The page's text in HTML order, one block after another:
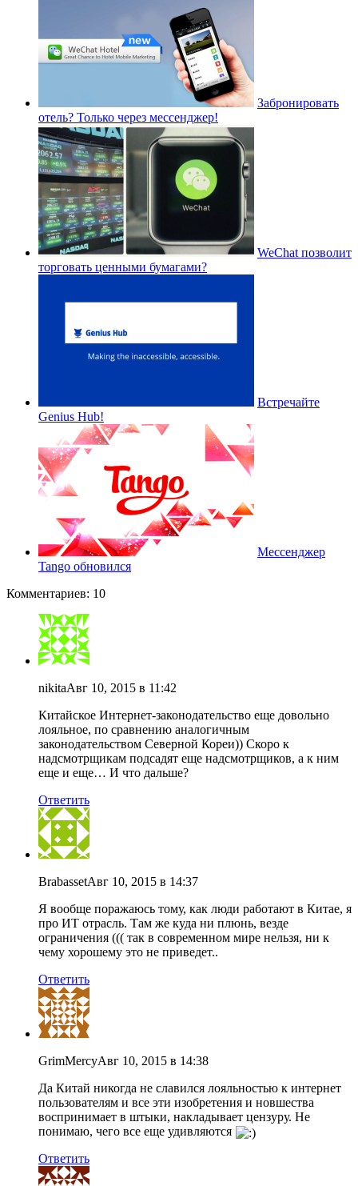
Забронировать
отель? Только через мессенджер!
WeChat позволит
торговать ценными бумагами?
Встречайте
Genius Hub!
Мессенджер
Tango обновился
Комментариев: 10
nikitaАвг 10, 2015 в 11:42
Китайское Интернет-законодательство еще довольно
лояльное, по сравнению аналогичным
законодательством Северной Кореи)) Скоро к
надсмотрщикам подсадят еще надсмотрщиков, а к ним
еще и еще… И что дальше?
Ответить
BrabassetАвг 10, 2015 в 14:37
Я вообще поражаюсь тому, как люди работают в Китае, я
про ИТ отрасль. Там же куда ни плюнь, везде
ограничения ((( так в современном мире нельзя, ни к
чему хорошему это не приведет..
Ответить
GrimMercyАвг 10, 2015 в 14:38
Да Китай никогда не славился лояльностью к интернет
пользователям и все эти изобретения и новшества
воспринимает в штыки, накладывает цензуру. Не
понимаю, чего все еще удивляются
Ответить